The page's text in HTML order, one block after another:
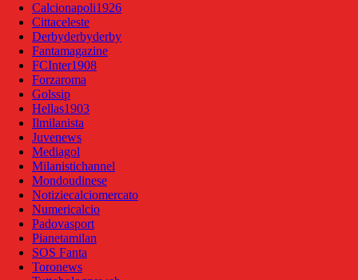
Calcionapoli1926
Cittaceleste
Derbyderbyderby
Fantamagazine
FCInter1908
Forzaroma
Golssip
Hellas1903
Ilmilanista
Juvenews
Mediagol
Milanistichannel
Mondoudinese
Notiziecalciomercato
Numericalcio
Padovasport
Pianetamilan
SOS Fanta
Toronews